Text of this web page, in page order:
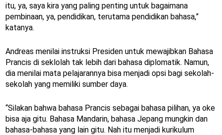
itu, ya, saya kira yang paling penting untuk bagaimana
pembinaan, ya, pendidikan, terutama pendidikan bahasa,”
katanya.
Andreas menilai instruksi Presiden untuk mewajibkan Bahasa
Prancis di seklolah tak lebih dari bahasa diplomatik. Namun,
dia menilai mata pelajarannya bisa menjadi opsi bagi sekolah-
sekolah yang memiliki sumber daya.
“Silakan bahwa bahasa Prancis sebagai bahasa pilihan, ya oke
bisa aja gitu. Bahasa Mandarin, bahasa Jepang mungkin dan
bahasa-bahasa yang lain gitu. Nah itu menjadi kurikulum